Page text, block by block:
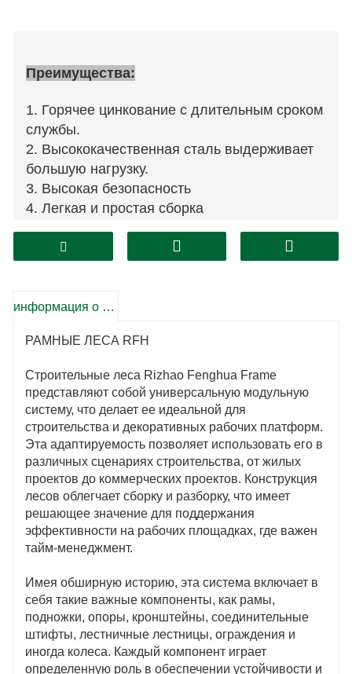
Преимущества:
1. Горячее цинкование с длительным сроком
службы.
2. Высококачественная сталь выдерживает
большую нагрузку.
3. Высокая безопасность
4. Легкая и простая сборка
5.Богатый опыт изготовления рамных лесов
информация о продукте
РАМНЫЕ ЛЕСА RFH
Строительные леса Rizhao Fenghua Frame
представляют собой универсальную модульную
систему, что делает ее идеальной для
строительства и декоративных рабочих платформ.
Эта адаптируемость позволяет использовать его в
различных сценариях строительства, от жилых
проектов до коммерческих проектов. Конструкция
лесов облегчает сборку и разборку, что имеет
решающее значение для поддержания
эффективности на рабочих площадках, где важен
тайм-менеджмент.
Имея обширную историю, эта система включает в
себя такие важные компоненты, как рамы,
подножки, опоры, кронштейны, соединительные
штифты, лестничные лестницы, ограждения и
иногда колеса. Каждый компонент играет
определенную роль в обеспечении устойчивости и